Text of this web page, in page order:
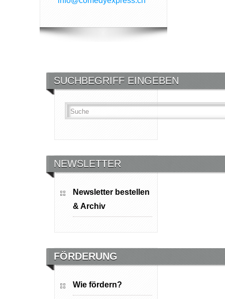
SUCHBEGRIFF EINGEBEN
NEWSLETTER
Newsletter bestellen
& Archiv
FÖRDERUNG
Wie fördern?